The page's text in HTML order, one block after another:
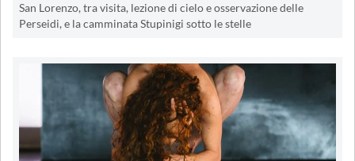
San Lorenzo, tra visita, lezione di cielo e osservazione delle
Perseidi, e la camminata Stupinigi sotto le stelle